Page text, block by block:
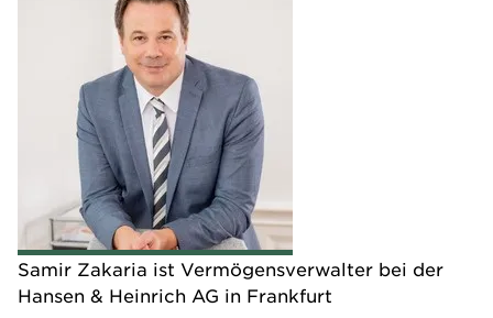
Samir Zakaria ist Vermögensverwalter bei der
Hansen & Heinrich AG in Frankfurt